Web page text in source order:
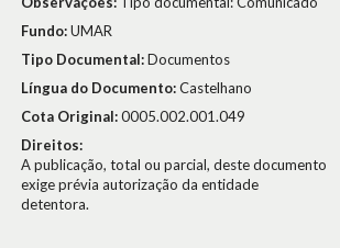
Fundo:UMAR
Tipo Documental:Documentos
Língua do Documento:Castelhano
Cota Original:0005.002.001.049
Direitos:
A publicação, total ou parcial, deste documento
exige prévia autorização da entidade
detentora.